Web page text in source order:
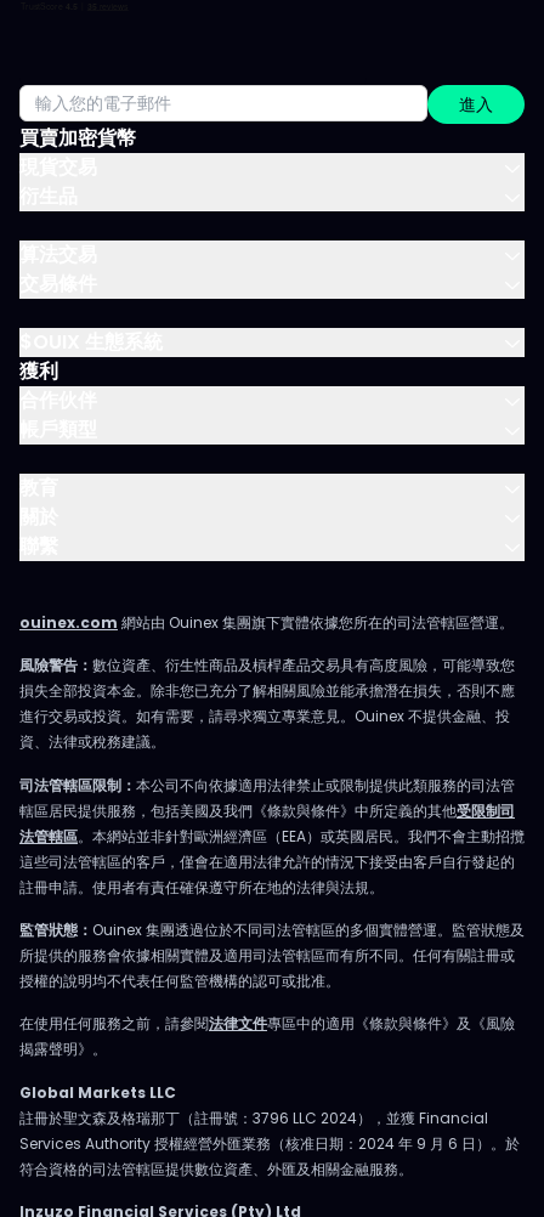
買賣加密貨幣
獲利
進入
ouinex.com 網站由 Ouinex 集團旗下實體依據您所在的司法管轄區營運。
風險警告： 數位資產、衍生性商品及槓桿產品交易具有高度風險，可能導致您
損失全部投資本金。除非您已充分了解相關風險並能承擔潛在損失，否則不應
進行交易或投資。如有需要，請尋求獨立專業意見。Ouinex 不提供金融、投
資、法律或稅務建議。
司法管轄區限制： 本公司不向依據適用法律禁止或限制提供此類服務的司法管
轄區居民提供服務，包括美國及我們《條款與條件》中所定義的其他受限制司
法管轄區。本網站並非針對歐洲經濟區（EEA）或英國居民。我們不會主動招攬
這些司法管轄區的客戶，僅會在適用法律允許的情況下接受由客戶自行發起的
註冊申請。使用者有責任確保遵守所在地的法律與法規。
監管狀態： Ouinex 集團透過位於不同司法管轄區的多個實體營運。監管狀態及
所提供的服務會依據相關實體及適用司法管轄區而有所不同。任何有關註冊或
授權的說明均不代表任何監管機構的認可或批准。
在使用任何服務之前，請參閱法律文件專區中的適用《條款與條件》及《風險
揭露聲明》。
Global Markets LLC
註冊於聖文森及格瑞那丁（註冊號：3796 LLC 2024），並獲 Financial
Services Authority 授權經營外匯業務（核准日期：2024 年 9 月 6 日）。於
符合資格的司法管轄區提供數位資產、外匯及相關金融服務。
Inzuzo Financial Services (Pty) Ltd